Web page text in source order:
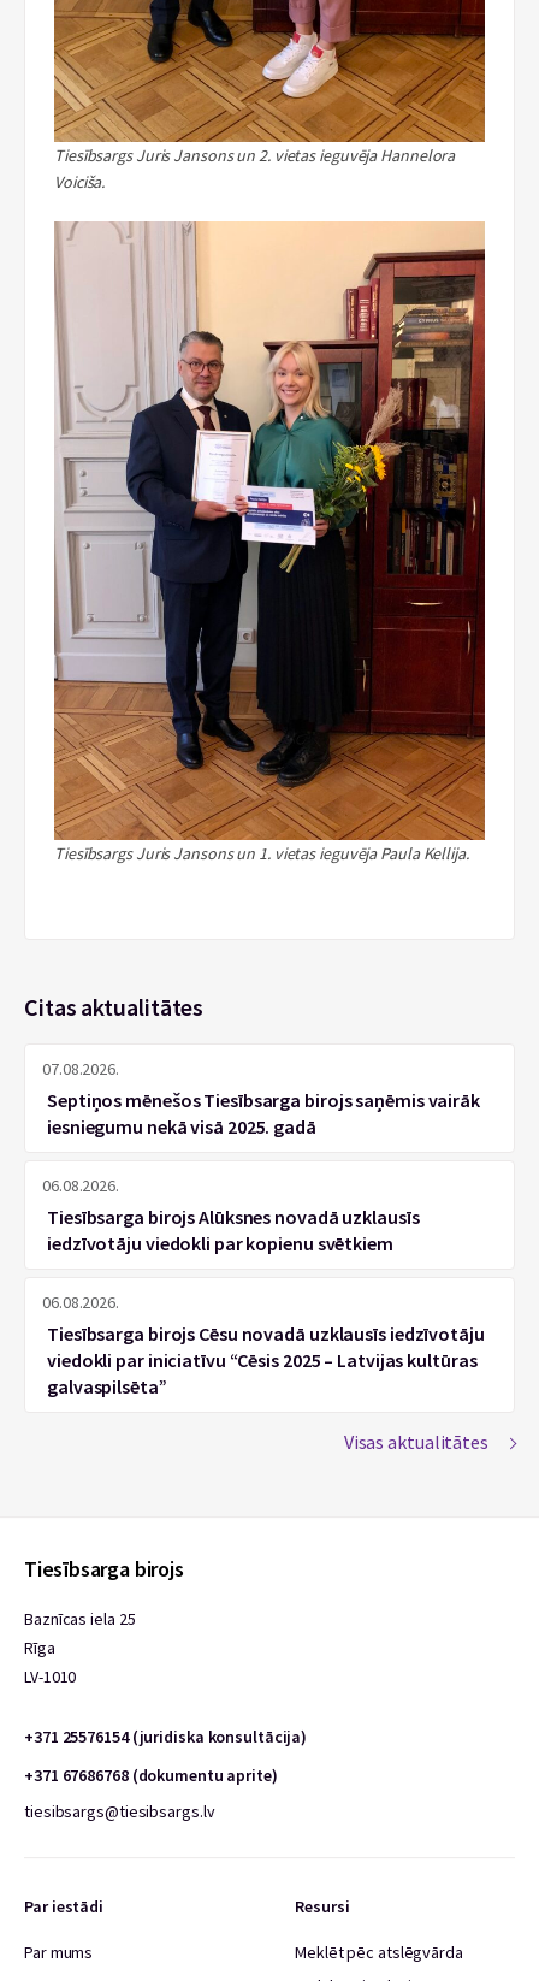
Tiesībsargs Juris Jansons un 2. vietas ieguvēja Hannelora
Voiciša.
Tiesībsargs Juris Jansons un 1. vietas ieguvēja Paula Kellija.
Citas aktualitātes
07.08.2026.
Septiņos mēnešos Tiesībsarga birojs saņēmis vairāk
iesniegumu nekā visā 2025. gadā
06.08.2026.
Tiesībsarga birojs Alūksnes novadā uzklausīs
iedzīvotāju viedokli par kopienu svētkiem
06.08.2026.
Tiesībsarga birojs Cēsu novadā uzklausīs iedzīvotāju
viedokli par iniciatīvu “Cēsis 2025 – Latvijas kultūras
galvaspilsēta”
Visas aktualitātes
Tiesībsarga birojs
Baznīcas iela 25
Rīga
LV-1010
+371 25576154 (juridiska konsultācija)
+371 67686768 (dokumentu aprite)
tiesibsargs@tiesibsargs.lv
Par iestādi
Par mums
Resursi
Meklēt pēc atslēgvārda